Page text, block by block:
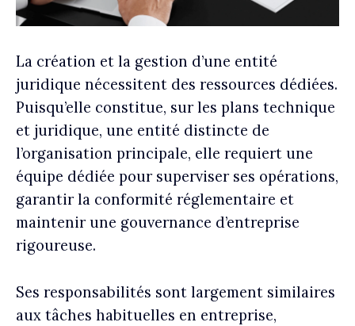
La création et la gestion d’une entité
juridique nécessitent des ressources dédiées.
Puisqu’elle constitue, sur les plans technique
et juridique, une entité distincte de
l’organisation principale, elle requiert une
équipe dédiée pour superviser ses opérations,
garantir la conformité réglementaire et
maintenir une gouvernance d’entreprise
rigoureuse.
Ses responsabilités sont largement similaires
aux tâches habituelles en entreprise,